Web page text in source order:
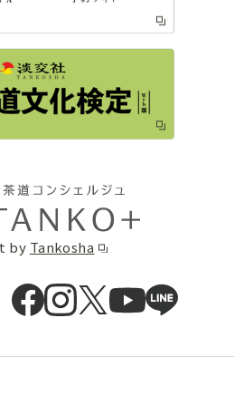
by Tankosha